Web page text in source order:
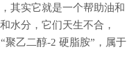
其实它就是一个帮助油和
水分，它们天生不合，
聚乙二醇-2 硬脂胺”，属于